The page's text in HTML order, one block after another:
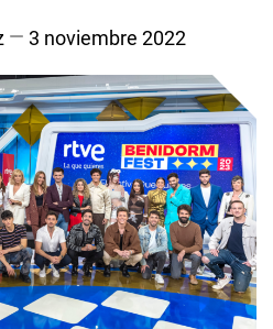
3 noviembre 2022